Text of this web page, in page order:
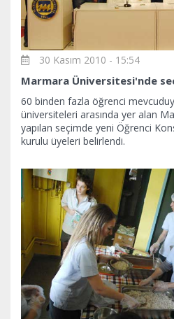
30 Kasım 2010 - 15:54
Marmara Üniversitesi'nde
60 binden fazla öğrenci
üniversiteleri arasında yer alan
yapılan seçimde yeni Öğrenci
kurulu üyeleri belirlendi.